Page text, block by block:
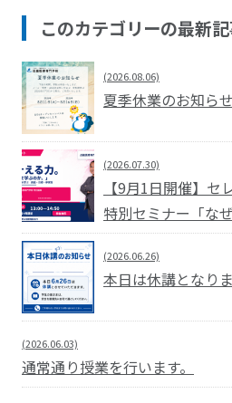
このカテゴリーの最新
(2026.08.06)
夏季休業のお知らせ
(2026.07.30)
【9月1日開催】
特別セミナー「な
(2026.06.26)
本日は休講となりま
(2026.06.03)
通常通り授業を行います。